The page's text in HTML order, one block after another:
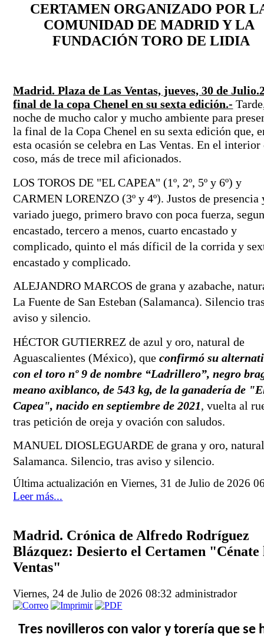
CERTAMEN ORGANIZADO POR
COMUNIDAD DE MADRID Y LA
FUNDACIÓN TORO DE LIDIA
Madrid. Plaza de Las Ventas, jueves,30 de
final de la copa Chenel en su sexta edición.-
noche de mucho calor y mucho ambiente para
la final de la Copa Chenel en su sexta edición que,
esta ocasión se celebra en Las Ventas. En el interior
coso, más de trece mil aficionados.
LOS TOROS DE "EL CAPEA" (1º, 2º, 5º y 6º) y
CARMEN LORENZO (3º y 4º). Justos de presencia
variado juego, primero bravo con poca fuerza,
encastado, tercero a menos, cuarto encastado y
complicado, quinto el más díficil de la corrida y
encastado y complicado.
ALEJANDRO MARCOS de grana y azabache,
La Fuente de San Esteban (Salamanca). Silencio
aviso y silencio.
HÉCTOR GUTIERREZ de azul y oro, natural de
Aguascalientes (México), que confirmó su
con el toro nº 9 de nombre “Ladrillero”, negro
meano axiblanco, de 543 kg, de la ganadería de
Capea", nacido en septiembre de 2021, vuelta al
tras petición de oreja y ovación con saludos.
MANUEL DIOSLEGUARDE de grana y oro,
Salamanca. Silencio, tras aviso y silencio.
Última actualización en Viernes, 31 de Julio de 2026
Leer más...
Madrid. Crónica de Alfredo Rodríguez
Blázquez: Desierto el Certamen "Cénate
Ventas"
Viernes, 24 de Julio de 2026 08:32administrador
Tres novilleros con valor y torería que se